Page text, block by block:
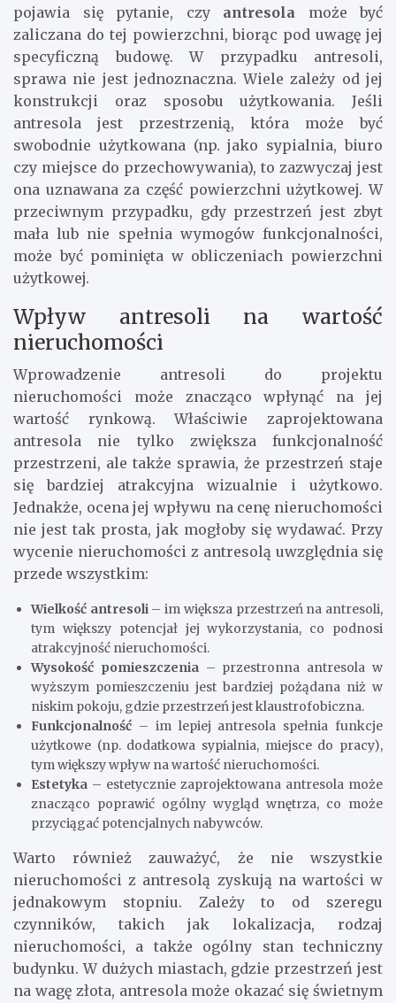
pojawia się pytanie, czy antresola może być
zaliczana do tej powierzchni, biorąc pod uwagę jej
specyficzną budowę. W przypadku antresoli,
sprawa nie jest jednoznaczna. Wiele zależy od jej
konstrukcji oraz sposobu użytkowania. Jeśli
antresola jest przestrzenią, która może być
swobodnie użytkowana (np. jako sypialnia, biuro
czy miejsce do przechowywania), to zazwyczaj jest
ona uznawana za część powierzchni użytkowej. W
przeciwnym przypadku, gdy przestrzeń jest zbyt
mała lub nie spełnia wymogów funkcjonalności,
może być pominięta w obliczeniach powierzchni
użytkowej.
Wpływ antresoli na wartość
nieruchomości
Wprowadzenie antresoli do projektu
nieruchomości może znacząco wpłynąć na jej
wartość rynkową. Właściwie zaprojektowana
antresola nie tylko zwiększa funkcjonalność
przestrzeni, ale także sprawia, że przestrzeń staje
się bardziej atrakcyjna wizualnie i użytkowo.
Jednakże, ocena jej wpływu na cenę nieruchomości
nie jest tak prosta, jak mogłoby się wydawać. Przy
wycenie nieruchomości z antresolą uwzględnia się
przede wszystkim:
Wielkość antresoli– im większa przestrzeń na antresoli,
tym większy potencjał jej wykorzystania, co podnosi
atrakcyjność nieruchomości.
Wysokość pomieszczenia– przestronna antresola w
wyższym pomieszczeniu jest bardziej pożądana niż w
niskim pokoju, gdzie przestrzeń jest klaustrofobiczna.
Funkcjonalność – im lepiej antresola spełnia funkcje
użytkowe (np. dodatkowa sypialnia, miejsce do pracy),
tym większy wpływ na wartość nieruchomości.
Estetyka – estetycznie zaprojektowana antresola może
znacząco poprawić ogólny wygląd wnętrza, co może
przyciągać potencjalnych nabywców.
Warto również zauważyć, że nie wszystkie
nieruchomości z antresolą zyskują na wartości w
jednakowym stopniu. Zależy to od szeregu
czynników, takich jak lokalizacja, rodzaj
nieruchomości, a także ogólny stan techniczny
budynku. W dużych miastach, gdzie przestrzeń jest
na wagę złota, antresola może okazać się świetnym